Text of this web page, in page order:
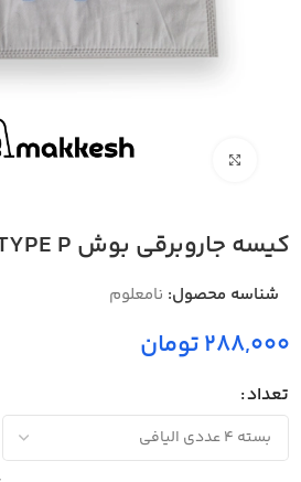
بزرگنمایی تصویر
کیسه جاروبرقی بوش TYPE P ایرانی
شناسه محصول: نامعلوم
288,000 تومان
تعداد